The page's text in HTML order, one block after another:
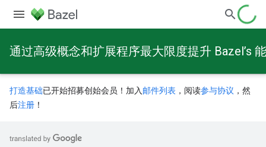
通过高级概念和扩展程序最大限度提升 Bazel’s
打造基础已开始招募创始会员！加入 邮件列表 ，阅读参与协议 ，然
后注册 ！